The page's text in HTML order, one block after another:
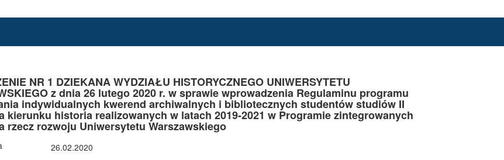
NR 1 DZIEKANA WYDZIAŁU HISTORYCZNEGO UNIWERSYTETU
z dnia 26 lutego 2020 r. w sprawie wprowadzenia Regulaminu programu
indywidualnych kwerend archiwalnych i bibliotecznych studentów studiów II
kierunku historia realizowanych w latach 2019-2021 w Programie zintegrowanych
rzecz rozwoju Uniwersytetu Warszawskiego
26.02.2020